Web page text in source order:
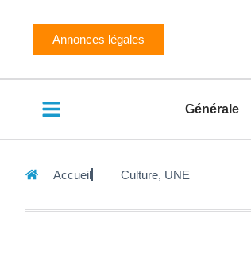
Annonces légales
Générale
Accueil Culture, UNE